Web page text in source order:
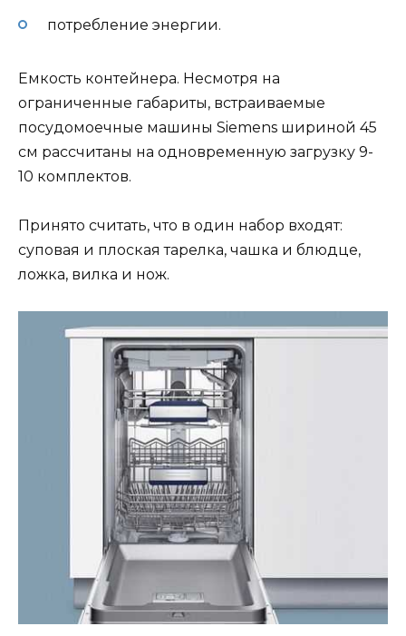
потребление энергии.
Емкость контейнера. Несмотря на
ограниченные габариты, встраиваемые
посудомоечные машины Siemens шириной 45
см рассчитаны на одновременную загрузку 9-
10 комплектов.
Принято считать, что в один набор входят:
суповая и плоская тарелка, чашка и блюдце,
ложка, вилка и нож.